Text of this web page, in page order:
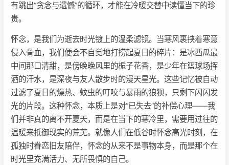
有跳出“贪念与遗憾”的循环，才能在冷暖交替中读懂当下的珍
贵。
怀念，是我们为逝去时光镀上的温柔滤镜。当寒风裹挟着寒意
侵入骨血，我们便会不自觉地打捞起夏日的碎片：是冰西瓜最
中间那口清甜，是傍晚晚风里的栀子花香，是少年在篮球场挥
洒的汗水，是深夜与友人散步时的漫天星光。这些记忆被自动
过滤了夏日的燥热、蚊虫的叮咬与暴雨的狼狈，只剩下闪闪发
光的片段。这种怀念，本质上是对“已失去”的补偿心理——我
们并非真的离不开夏天，而是在当下的寒冷里，需要用过往的
温暖来抵御现实的荒芜。就像人们在低谷时怀念高光时刻，在
孤独时眷恋旧友陪伴，怀念的从来不是事物本身，而是那个在
时光里充满活力、无所畏惧的自己。